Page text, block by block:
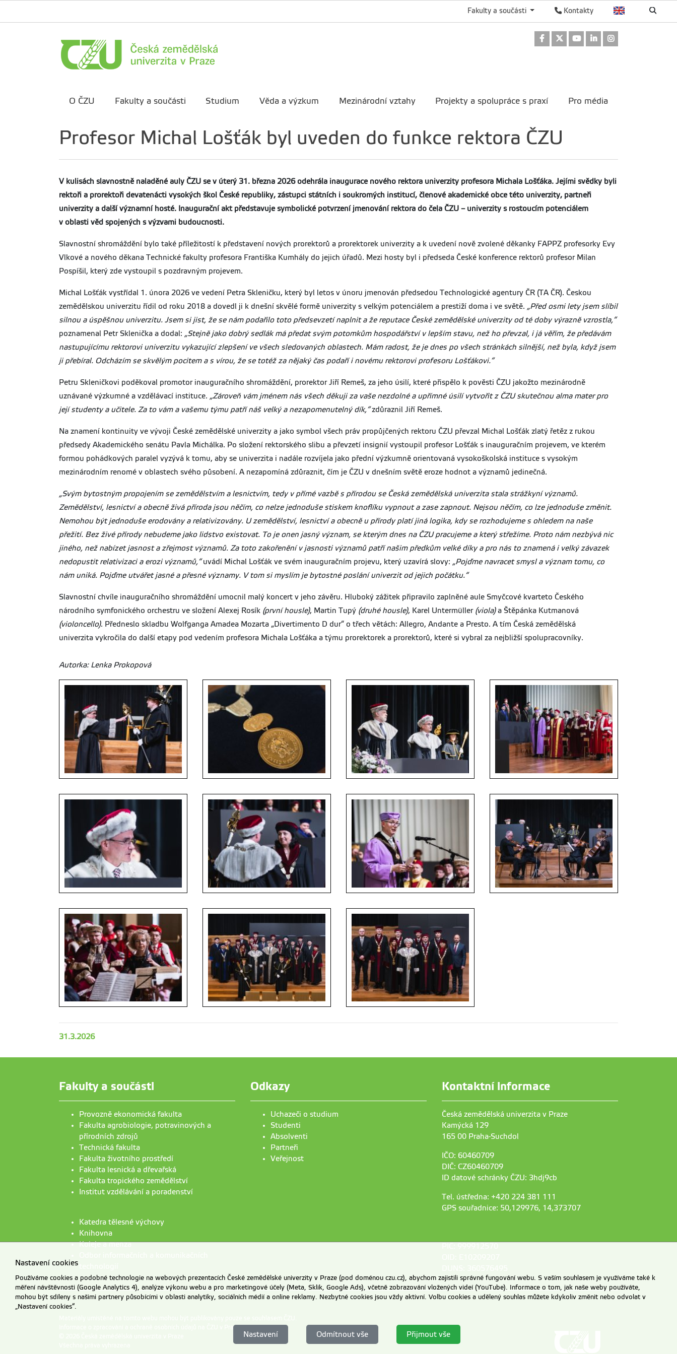
Kontakty
Fakulty a součásti
Odkaz na Facebook
Odkaz na Twitter
Odkaz na Youtube
Odkaz na LinkedIn
O ČZU Fakulty a součásti Studium Věda a výzkum Mezinárodní vztahy Projekty a spolupráce s praxí Pro média
Profesor Michal Lošťák byl uveden do funkce rektora ČZU
V kulisách slavnostně naladěné auly ČZU se v úterý 31. března 2026 odehrála inaugurace nového rektora univerzity profesora Michala Lošťáka. Jejími svědky byli
rektoři a prorektoři devatenácti vysokých škol České republiky, zástupci státních i soukromých institucí, členové akademické obce této univerzity, partneři
univerzity a další významní hosté. Inaugurační akt představuje symbolické potvrzení jmenování rektora do čela ČZU – univerzity s rostoucím potenciálem
v oblasti věd spojených s výzvami budoucnosti.
Slavnostní shromáždění bylo také příležitostí k představení nových prorektorů a prorektorek univerzity a k uvedení nově zvolené děkanky FAPPZ profesorky Evy
Vlkové a nového děkana Technické fakulty profesora Františka Kumhály do jejich úřadů. Mezi hosty byl i předseda České konference rektorů profesor Milan
Pospíšil, který zde vystoupil s pozdravným projevem.
Michal Lošťák vystřídal 1. února 2026 ve vedení Petra Skleničku, který byl letos v únoru jmenován předsedou Technologické agentury ČR (TA ČR). Českou
zemědělskou univerzitu řídil od roku 2018 a dovedl ji k dnešní skvělé formě univerzity s velkým potenciálem a prestiží doma i ve světě. „Před osmi lety jsem slíbil
silnou a úspěšnou univerzitu. Jsem si jist, že se nám podařilo toto předsevzetí naplnit a že reputace České zemědělské univerzity od té doby výrazně vzrostla,“
poznamenal Petr Sklenička a dodal: „Stejně jako dobrý sedlák má předat svým potomkům hospodářství v lepším stavu, než ho převzal, i já věřím, že předávám
nastupujícímu rektorovi univerzitu vykazující zlepšení ve všech sledovaných oblastech. Mám radost, že je dnes po všech stránkách silnější, než byla, když jsem
ji přebíral. Odcházím se skvělým pocitem a s vírou, že se totéž za nějaký čas podaří i novému rektorovi profesoru Lošťákovi.“
Petru Skleničkovi poděkoval promotor inauguračního shromáždění, prorektor Jiří Remeš, za jeho úsilí, které přispělo k pověsti ČZU jakožto mezinárodně
uznávané výzkumné a vzdělávací instituce. „Zároveň vám jménem nás všech děkuji za vaše nezdolné a upřímné úsilí vytvořit z ČZU skutečnou alma mater pro
její studenty a učitele. Za to vám a vašemu týmu patří náš velký a nezapomenutelný dík,“zdůraznil Jiří Remeš.
Na znamení kontinuity ve vývoji České zemědělské univerzity a jako symbol všech práv propůjčených rektoru ČZU převzal Michal Lošťák zlatý řetěz z rukou
předsedy Akademického senátu Pavla Michálka. Po složení rektorského slibu a převzetí insignií vystoupil profesor Lošťák s inauguračním projevem, ve kterém
formou pohádkových paralel vyzývá k tomu, aby se univerzita i nadále rozvíjela jako přední výzkumně orientovaná vysokoškolská instituce s vysokým
mezinárodním renomé v oblastech svého působení. A nezapomíná zdůraznit, čím je ČZU v dnešním světě eroze hodnot a významů jedinečná.
„Svým bytostným propojením se zemědělstvím a lesnictvím, tedy v přímé vazbě s přírodou se Česká zemědělská univerzita stala strážkyní významů.
Zemědělství, lesnictví a obecně živá příroda jsou něčím, co nelze jednoduše stiskem knoflíku vypnout a zase zapnout. Nejsou něčím, co lze jednoduše změnit.
Nemohou být jednoduše erodovány a relativizovány. U zemědělství, lesnictví a obecně u přírody platí jiná logika, kdy se rozhodujeme s ohledem na naše
přežití. Bez živé přírody nebudeme jako lidstvo existovat. To je onen jasný význam, se kterým dnes na ČZU pracujeme a který střežíme. Proto nám nezbývá nic
jiného, než nabízet jasnost a zřejmost významů. Za toto zakořenění v jasnosti významů patří našim předkům velké díky a pro nás to znamená i velký závazek
nedopustit relativizaci a erozi významů,“uvádí Michal Lošťák ve svém inauguračním projevu, který uzavírá slovy: „Pojďme navracet smysl a význam tomu, co
nám uniká. Pojďme utvářet jasné a přesné významy. V tom si myslím je bytostné poslání univerzit od jejich počátku.“
Slavnostní chvíle inauguračního shromáždění umocnil malý koncert v jeho závěru. Hluboký zážitek připravilo zaplněné aule Smyčcové kvarteto Českého
národního symfonického orchestru ve složení Alexej Rosík (první housle), Martin Tupý (druhé housle), Karel Untermüller (viola)a Štěpánka Kutmanová
(violoncello). Předneslo skladbu Wolfganga Amadea Mozarta „Divertimento D dur“ o třech větách: Allegro, Andante a Presto. A tím Česká zemědělská
univerzita vykročila do další etapy pod vedením profesora Michala Lošťáka a týmu prorektorek a prorektorů, které si vybral za nejbližší spolupracovníky.
Autorka: Lenka Prokopová
31.3.2026
Fakulty a součásti
Provozně ekonomická fakulta
Fakulta agrobiologie, potravinových a
přírodních zdrojů
Technická fakulta
Fakulta životního prostředí
Fakulta lesnická a dřevařská
Fakulta tropického zemědělství
Institut vzdělávání a poradenství
Katedra tělesné výchovy
Knihovna
Koleje a menza
Odkazy
Uchazeči o studium
Studenti
Absolventi
Partneři
Veřejnost
Kontaktní informace
Česká zemědělská univerzita v Praze
Kamýcká 129
165 00 Praha-Suchdol
IČO: 60460709
DIČ: CZ60460709
ID datové schránky ČZU: 3hdj9cb
Tel. ústředna: +420 224 381 111
GPS souřadnice: 50,129976, 14,373707
Informace o zpracování a ochraně osobních údajů na ČZU v Praze
Nastavení cookies
Používáme cookies a podobné technologie na webových prezentacích České zemědělské univerzity v Praze (pod doménou czu.cz), abychom zajistili správné fungování webu. S vaším souhlasem je využíváme také k
měření návštěvnosti (Google Analytics 4), analýze výkonu webu a pro marketingové účely (Meta, Sklik, Google Ads), včetně zobrazování vložených videí (YouTube). Informace o tom, jak naše weby používáte,
mohou být sdíleny s našimi partnery působícími v oblasti analytiky, sociálních médií a online reklamy. Nezbytné cookies jsou vždy aktivní. Volbu cookies a udělený souhlas můžete kdykoliv změnit nebo odvolat v
„Nastavení cookies“.
Nastavení Odmítnout vše Přijmout vše